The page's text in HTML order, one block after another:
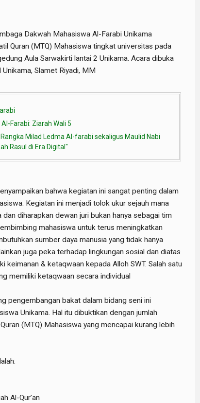
Dakwah Mahasiswa Al-Farabi Unikama
Quran (MTQ) Mahasiswa tingkat universitas pada
Aula Sarwakirti lantai 2 Unikama. Acara dibuka
Slamet Riyadi, MM
Farabi: Ziarah Wali 5
Rangka Milad Ledma Al-farabi sekaligus Maulid Nabi
Rasul di Era Digital"
bahwa kegiatan ini sangat penting dalam
Kegiatan ini menjadi tolok ukur sejauh mana
diharapkan dewan juri bukan hanya sebagai tim
mahasiswa untuk terus meningkatkan
sumber daya manusia yang tidak hanya
juga peka terhadap lingkungan sosial dan diatas
keimanan & ketaqwaan kepada Alloh SWT. Salah satu
memiliki ketaqwaan secara individual
pengembangan bakat dalam bidang seni ini
Unikama. Hal itu dibuktikan dengan jumlah
(MTQ) Mahasiswa yang mencapai kurang lebih
Al-Qur’an